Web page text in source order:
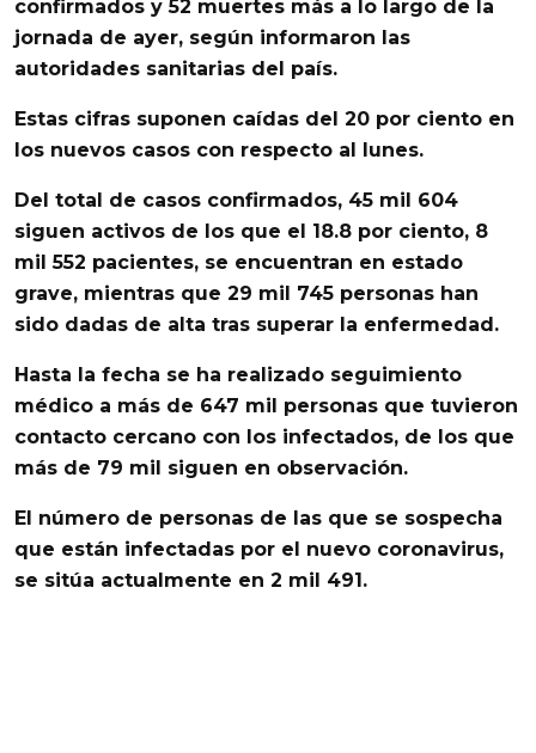
confirmados y 52 muertes más a lo largo de la
jornada de ayer, según informaron las
autoridades sanitarias del país.
Estas cifras suponen caídas del 20 por ciento en
los nuevos casos con respecto al lunes.
Del total de casos confirmados, 45 mil 604
siguen activos de los que el 18.8 por ciento, 8
mil 552 pacientes, se encuentran en estado
grave, mientras que 29 mil 745 personas han
sido dadas de alta tras superar la enfermedad.
Hasta la fecha se ha realizado seguimiento
médico a más de 647 mil personas que tuvieron
contacto cercano con los infectados, de los que
más de 79 mil siguen en observación.
El número de personas de las que se sospecha
que están infectadas por el nuevo coronavirus,
se sitúa actualmente en 2 mil 491.